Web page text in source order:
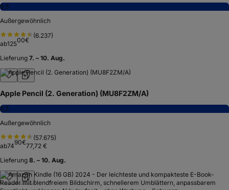
9,3
Außergewöhnlich
(6.237)
ab12500€
Lieferung 7. – 10. Aug.
Apple Pencil (2. Generation) (MU8F2ZM/A)
9,3
Außergewöhnlich
(57.675)
ab7490€77,72 €
Lieferung 8. – 10. Aug.